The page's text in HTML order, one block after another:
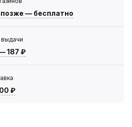
позже — бесплатно
выдачи
187 ₽
₽